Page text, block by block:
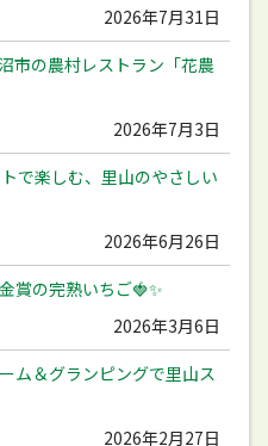
2026年7月31日
市の農村レストラン「花農
2026年7月3日
で楽しむ、里山のやさしい
2026年6月26日
賞の完熟いちご🍓✨
2026年3月6日
ム＆グランピングで里山ス
2026年2月27日